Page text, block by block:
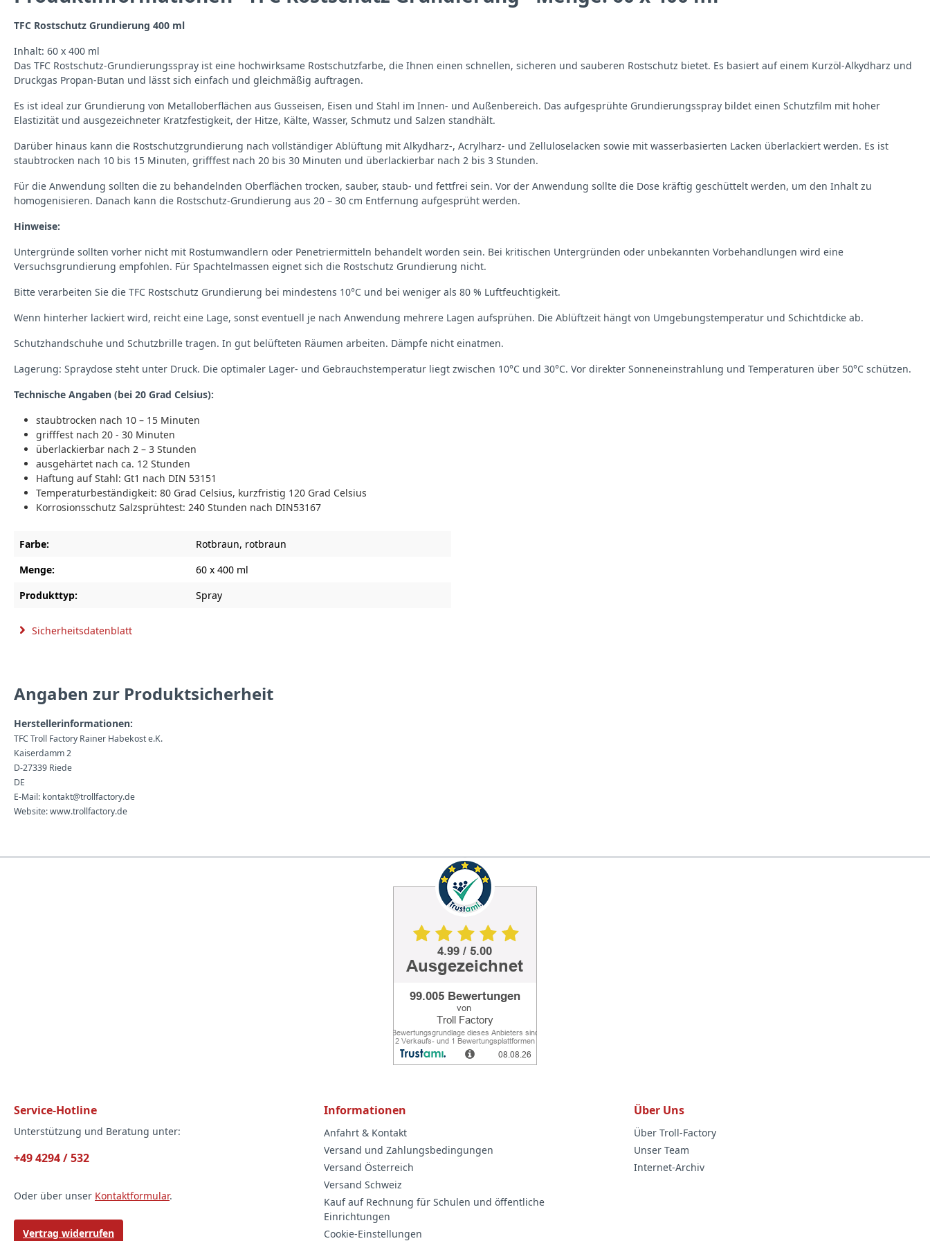
TFC Rostschutz Grundierung 400 ml
Inhalt: 60 x 400 ml
Das TFC Rostschutz-Grundierungsspray ist eine hochwirksame Rostschutzfarbe, die Ihnen einen schnellen, sicheren und sauberen Rostschutz bietet. Es basiert auf einem Kurzöl-Alkydharz und
Druckgas Propan-Butan und lässt sich einfach und gleichmäßig auftragen.
Es ist ideal zur Grundierung von Metalloberflächen aus Gusseisen, Eisen und Stahl im Innen- und Außenbereich. Das aufgesprühte Grundierungsspray bildet einen Schutzfilm mit hoher
Elastizität und ausgezeichneter Kratzfestigkeit, der Hitze, Kälte, Wasser, Schmutz und Salzen standhält.
Darüber hinaus kann die Rostschutzgrundierung nach vollständiger Ablüftung mit Alkydharz-, Acrylharz- und Zelluloselacken sowie mit wasserbasierten Lacken überlackiert werden. Es ist
staubtrocken nach 10 bis 15 Minuten, grifffest nach 20 bis 30 Minuten und überlackierbar nach 2 bis 3 Stunden.
Für die Anwendung sollten die zu behandelnden Oberflächen trocken, sauber, staub- und fettfrei sein. Vor der Anwendung sollte die Dose kräftig geschüttelt werden, um den Inhalt zu
homogenisieren. Danach kann die Rostschutz-Grundierung aus 20 – 30 cm Entfernung aufgesprüht werden.
Hinweise:
Untergründe sollten vorher nicht mit Rostumwandlern oder Penetriermitteln behandelt worden sein. Bei kritischen Untergründen oder unbekannten Vorbehandlungen wird eine
Versuchsgrundierung empfohlen. Für Spachtelmassen eignet sich die Rostschutz Grundierung nicht.
Bitte verarbeiten Sie die TFC Rostschutz Grundierung bei mindestens 10°C und bei weniger als 80 % Luftfeuchtigkeit.
Wenn hinterher lackiert wird, reicht eine Lage, sonst eventuell je nach Anwendung mehrere Lagen aufsprühen. Die Ablüftzeit hängt von Umgebungstemperatur und Schichtdicke ab.
Schutzhandschuhe und Schutzbrille tragen. In gut belüfteten Räumen arbeiten. Dämpfe nicht einatmen.
Lagerung: Spraydose steht unter Druck. Die optimaler Lager- und Gebrauchstemperatur liegt zwischen 10°C und 30°C. Vor direkter Sonneneinstrahlung und Temperaturen über 50°C schützen.
Technische Angaben (bei 20 Grad Celsius):
staubtrocken nach 10 – 15 Minuten
grifffest nach 20 - 30 Minuten
überlackierbar nach 2 – 3 Stunden
ausgehärtet nach ca. 12 Stunden
Haftung auf Stahl: Gt1 nach DIN 53151
Temperaturbeständigkeit: 80 Grad Celsius, kurzfristig 120 Grad Celsius
Korrosionsschutz Salzsprühtest: 240 Stunden nach DIN53167
Farbe: Rotbraun, rotbraun
Menge:
60 x 400 ml
Produkttyp:
Spray
Sicherheitsdatenblatt
Angaben zur Produktsicherheit
Herstellerinformationen:
TFC Troll Factory Rainer Habekost e.K.
Kaiserdamm 2
D-27339 Riede
DE
E-Mail: kontakt@trollfactory.de
Website: www.trollfactory.de
Service-Hotline
Unterstützung und Beratung unter:
+49 4294 / 532
Oder über unser Kontaktformular.
Vertrag widerrufen
Informationen
Anfahrt & Kontakt
Versand und Zahlungsbedingungen
Versand Österreich
Versand Schweiz
Kauf auf Rechnung für Schulen und öffentliche
Einrichtungen
Cookie-Einstellungen
Über Uns
Über Troll-Factory
Unser Team
Internet-Archiv